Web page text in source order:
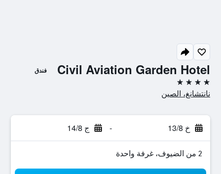
Civil Aviation Garden Hotel فندق
4 نجوم
نانتشانغ، الصين
خ 13/8 - ج 14/8
2 من الضيوف، غرفة واحدة